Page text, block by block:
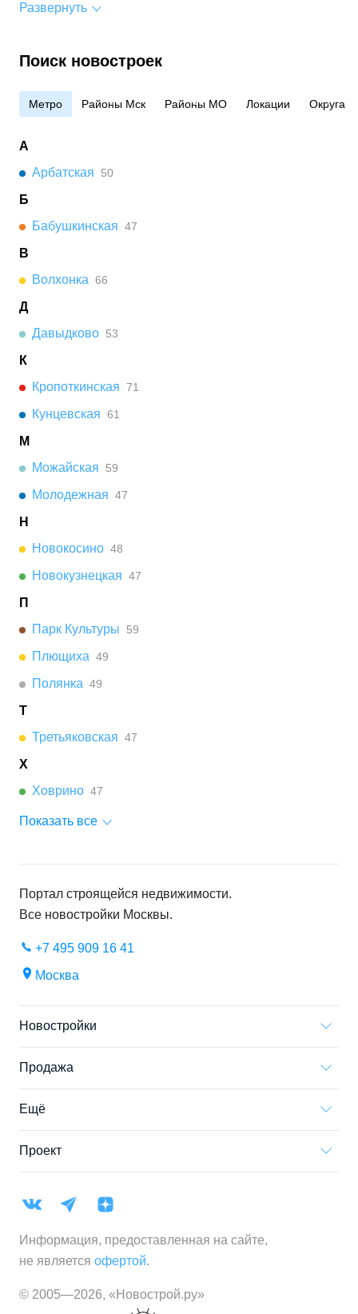
Развернуть
Поиск новостроек
Метро Районы Мск Районы МО Локации Округа
А
Арбатская
50
Б
Бабушкинская 47
В
Волхонка 66
Д
Давыдково 53
К
Кропоткинская 71
Кунцевская 61
М
Можайская
59
Молодежная 47
Н
Новокосино 48
Новокузнецкая 47
П
Парк Культуры
59
Плющиха 49
Полянка 49
Т
Третьяковская 47
Х
Ховрино 47
Показать все
Портал строящейся недвижимости.
Все новостройки Москвы.
+7 495 909 16 41
Москва
Новостройки
Продажа
Ещё
Проект
Информация, предоставленная на сайте,
не является офертой.
© 2005—2026, «Новострой.ру»